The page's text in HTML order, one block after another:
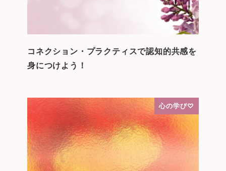
コネクション・プラクティスで認知的共感を
身につけよう！
心の学び♡